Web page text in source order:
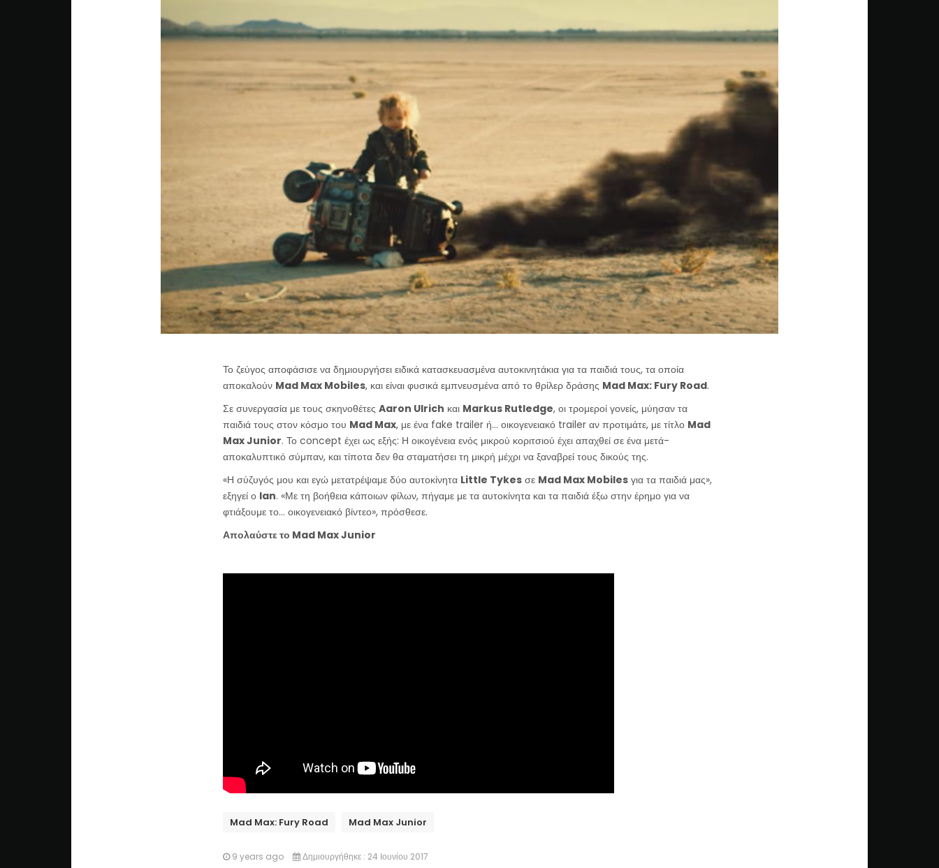
Το ζεύγος αποφάσισε να δημιουργήσει ειδικά κατασκευασμένα αυτοκινητάκια για τα παιδιά τους, τα οποία
αποκαλούν Mad Max Mobiles, και είναι φυσικά εμπνευσμένα από το θρίλερ δράσης Mad Max: Fury Road.
Σε συνεργασία με τους σκηνοθέτες Aaron Ulrich και Markus Rutledge, οι τρομεροί γονείς, μύησαν τα
παιδιά τους στον κόσμο του Mad Max, με ένα fake trailer ή… οικογενειακό trailer αν προτιμάτε, με τίτλο Mad
Max Junior. Το concept έχει ως εξής: Η οικογένεια ενός μικρού κοριτσιού έχει απαχθεί σε ένα μετά-
αποκαλυπτικό σύμπαν, και τίποτα δεν θα σταματήσει τη μικρή μέχρι να ξαναβρεί τους δικούς της.
«Η σύζυγός μου και εγώ μετατρέψαμε δύο αυτοκίνητα Little Tykesσε Mad Max Mobilesγια τα παιδιά μας»,
εξηγεί ο Ian. «Με τη βοήθεια κάποιων φίλων, πήγαμε με τα αυτοκίνητα και τα παιδιά έξω στην έρημο για να
φτιάξουμε το… οικογενειακό βίντεο», πρόσθεσε.
Απολαύστε το Mad Max Junior
Mad Max: Fury Road Mad Max Junior
9 years ago Δημιουργήθηκε : 24 Ιουνίου 2017